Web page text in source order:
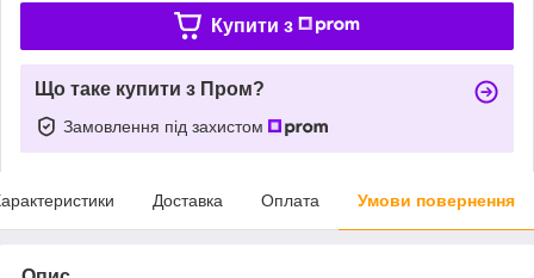
Купити з
Що таке купити з Пром?
Замовлення під захистом
Доставка Оплата Умови повернення